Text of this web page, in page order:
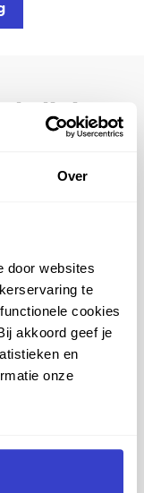
Over
door websites
te
cookies
akkoord geef je
en
onze